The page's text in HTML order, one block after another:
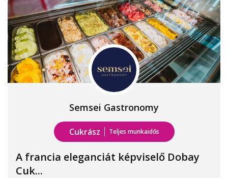
Semsei Gastronomy
Cukrász Teljes munkaidős
A francia eleganciát képviselő Dobay
Cuk...